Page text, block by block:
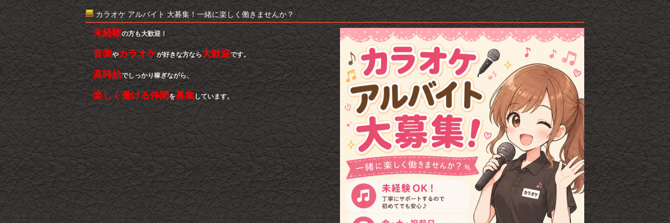
カラオケ アルバイト 大募集！一緒に楽しく働きませんか？
未経験の方も大歓迎！
音楽やカラオケが好きな方なら大歓迎です。
高時給でしっかり稼ぎながら、
楽しく働ける仲間 を募集しています。